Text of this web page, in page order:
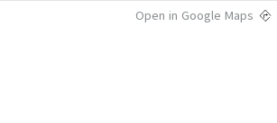
Open in Google Maps